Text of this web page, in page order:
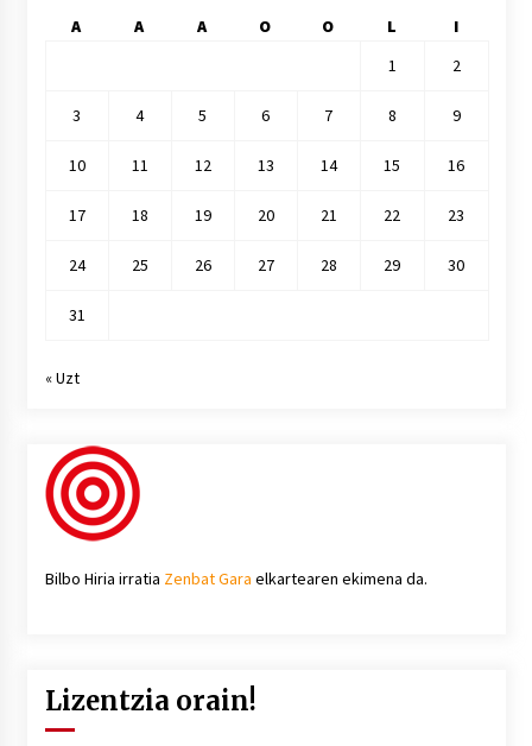
A A A O O L
I
1
2
3 4 5 6 7 8 9
10 11 12 13 14 15 16
17 18 19 20 21 22 23
24 25 26 27 28 29 30
31
« Uzt
Bilbo Hiria irratia Zenbat Gara elkartearen ekimena da.
Lizentzia orain!